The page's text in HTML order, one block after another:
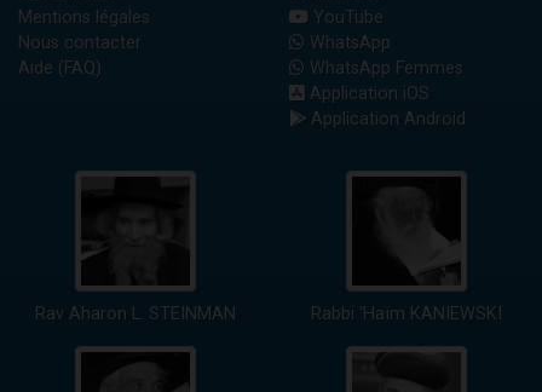
Mentions légales
Nous contacter
Aide (FAQ)
YouTube
WhatsApp
WhatsApp Femmes
Application iOS
Application Android
Rav Aharon L. STEINMAN Rabbi 'Haïm KANIEWSKI